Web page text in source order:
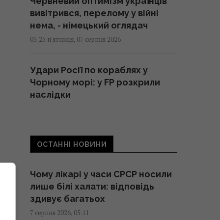
вивітрився, перелому у війні
нема, - німецький оглядач
05:25 п'ятниця, 07 серпня 2026
Удари Росії по кораблях у
Чорному морі: у FP розкрили
наслідки
214 мільйонів років тому
астероїд залишив у Канаді
04:31 п'ятниця, 07 серпня 2026
У чому полягає користь
ОСТАННІ НОВИНИ
Чому лікарі у часи СРСР носили
лише білі халати: відповідь
здивує багатьох
7 серпня 2026, 05:11